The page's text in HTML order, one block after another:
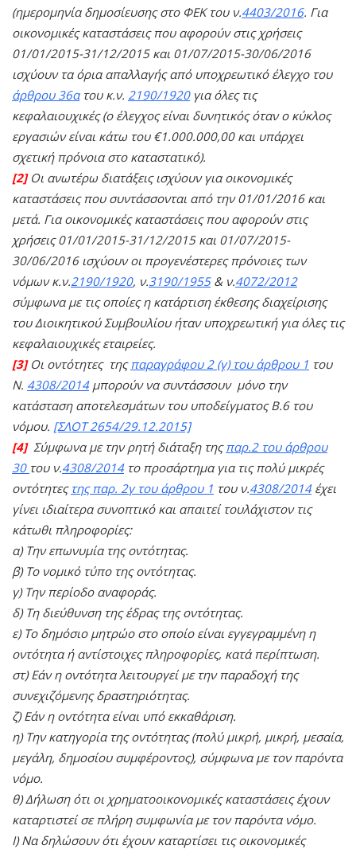
(ημερομηνία δημοσίευσης στο ΦΕΚ του ν.4403/2016. Για
οικονομικές καταστάσεις που αφορούν στις χρήσεις
01/01/2015-31/12/2015 και 01/07/2015-30/06/2016
ισχύουν τα όρια απαλλαγής από υποχρεωτικό έλεγχο του
άρθρου 36ατου κ.ν. 2190/1920για όλες τις
κεφαλαιουχικές (ο έλεγχος είναι δυνητικός όταν ο κύκλος
εργασιών είναι κάτω του €1.000.000,00 και υπάρχει
σχετική πρόνοια στο καταστατικό).
[2]Οι ανωτέρω διατάξεις ισχύουν για οικονομικές
καταστάσεις που συντάσσονται από την 01/01/2016 και
μετά. Για οικονομικές καταστάσεις που αφορούν στις
χρήσεις 01/01/2015-31/12/2015 και 01/07/2015-
30/06/2016 ισχύουν οι προγενέστερες πρόνοιες των
νόμων κ.ν.2190/1920, ν.3190/1955& ν.4072/2012
σύμφωνα με τις οποίες η κατάρτιση έκθεσης διαχείρισης
του Διοικητικού Συμβουλίου ήταν υποχρεωτική για όλες τις
κεφαλαιουχικές εταιρείες.
[3]Οι οντότητες της παραγράφου 2 (γ) του άρθρου 1 του
Ν. 4308/2014μπορούν να συντάσσουν μόνο την
κατάσταση αποτελεσμάτων του υποδείγματος Β.6 του
νόμου. [ΣΛΟΤ 2654/29.12.2015]
[4]Σύμφωνα με την ρητή διάταξη της παρ.2 του άρθρου
30 του ν.4308/2014το προσάρτημα για τις πολύ μικρές
οντότητες της παρ. 2γ του άρθρου 1 του ν.4308/2014έχει
γίνει ιδιαίτερα συνοπτικό και απαιτεί τουλάχιστον τις
κάτωθι πληροφορίες:
α) Την επωνυμία της οντότητας.
β) Το νομικό τύπο της οντότητας.
γ) Την περίοδο αναφοράς.
δ) Τη διεύθυνση της έδρας της οντότητας.
ε) Το δημόσιο μητρώο στο οποίο είναι εγγεγραμμένη η
οντότητα ή αντίστοιχες πληροφορίες, κατά περίπτωση.
στ) Εάν η οντότητα λειτουργεί με την παραδοχή της
συνεχιζόμενης δραστηριότητας.
ζ) Εάν η οντότητα είναι υπό εκκαθάριση.
η) Την κατηγορία της οντότητας (πολύ μικρή, μικρή, μεσαία,
μεγάλη, δημοσίου συμφέροντος), σύμφωνα με τον παρόντα
νόμο.
θ) Δήλωση ότι οι χρηματοοικονομικές καταστάσεις έχουν
καταρτιστεί σε πλήρη συμφωνία με τον παρόντα νόμο.
Ι) Να δηλώσουν ότι έχουν καταρτίσει τις οικονομικές